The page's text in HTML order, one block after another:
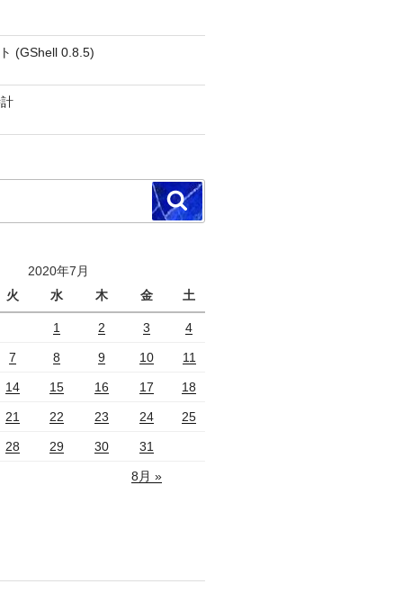
(GShell 0.8.5)
検
索
2020年7月
火 水 木 金 土
1 2 3 4
7 8 9 10 11
14 15 16 17 18
21 22 23 24 25
28 29 30 31
8月 »